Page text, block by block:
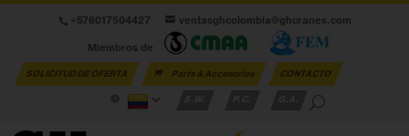
+576017504427
ventasghcolombia@ghcranes.com
Miembros de
SOLICITUD DE OFERTA Parts & Accesories
CONTACTO